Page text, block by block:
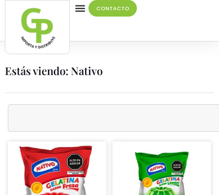
CONTACTO
Estás viendo: Nativo